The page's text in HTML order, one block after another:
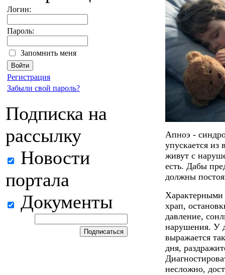
Логин:
Пароль:
Запомнить меня
Регистрация
Забыли свой пароль?
Подписка на
рассылку
Новости
портала
Документы
Апноэ -
упускается
живут с
есть. Дабы
должны
Характерными
храп,
давление,
нарушения. У
выражается
дня,
несложно,